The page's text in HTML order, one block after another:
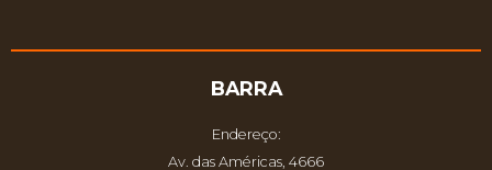
BARRA
Endereço:
Av. das Américas, 4666